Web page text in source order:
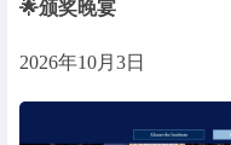
🌟颁奖晚宴
2026年10月3日